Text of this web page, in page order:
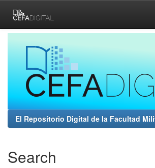
navigation
El Repositorio Digital de la Facultad
Search